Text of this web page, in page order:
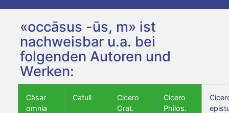
«occāsus -ūs, m» ist
nachweisbar u.a. bei
folgenden Autoren und
Werken:
Cäsar
omnia
Catull
Cicero
Orat.
Cicero
Philos.